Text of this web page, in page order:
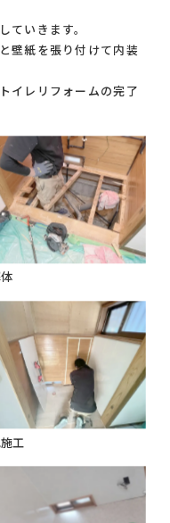
ていきます。
壁紙を張り付けて内装
イレリフォームの完了
工